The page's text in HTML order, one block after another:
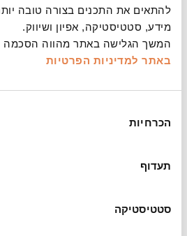
להתאים את התכנים בצורה טובה
מידע, סטטיסטיקה, אפיון ושיווק.
המשך הגלישה באתר מהווה הסכמה
באתר למדיניות הפרטיות
הסכמה
הכרחיות
תעדוף
סטטיסטיקה
צילום: